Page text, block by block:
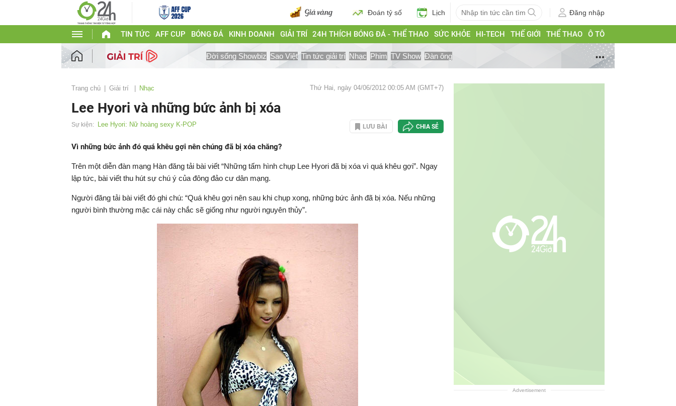
Đoán tỷ số Lịch Đăng nhập
TIN TỨC AFF CUP BÓNG ĐÁ KINH DOANH GIẢI TRÍ 24H THÍCH BÓNG ĐÁ - THỂ THAO SỨC KHỎE HI-TECH THẾ GIỚI THỂ THAO Ô TÔ
Đời sống Showbiz Sao Việt Tin tức giải trí Nhạc Phim TV Show Đàn ông
Trang chủ Giải trí Nhạc Thứ Hai, ngày 04/06/2012 00:05 AM (GMT+7)
Lee Hyori và những bức ảnh bị xóa
Sự kiện: Lee Hyori: Nữ hoàng sexy K-POP LƯU BÀI CHIA SẺ
Vì những bức ảnh đó quá khêu gợi nên chúng đã bị xóa chăng?
Trên một diễn đàn mạng Hàn đăng tải bài viết “Những tấm hình chụp Lee Hyori đã bị xóa vì quá khêu gợi”. Ngay
lập tức, bài viết thu hút sự chú ý của đông đảo cư dân mạng.
Người đăng tải bài viết đó ghi chú: “Quá khêu gợi nên sau khi chụp xong, những bức ảnh đã bị xóa. Nếu những
người bình thường mặc cái này chắc sẽ giống như người nguyên thủy”.
Advertisement